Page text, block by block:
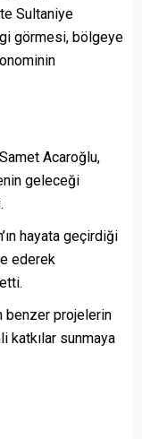
Sultaniye
görmesi, bölgeye
Acaroğlu,
geleceği
hayata geçirdiği
ederek
benzer projelerin
katkılar sunmaya